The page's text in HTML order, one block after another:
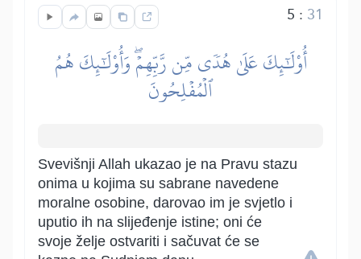
5 : 31
أُوْلَٰٓئِكَ عَلَىٰ هُدٗى مِّن رَّبِّهِمۡۖ وَأُوْلَٰٓئِكَ هُمُ
ٱلۡمُفۡلِحُونَ
Svevišnji Allah ukazao je na Pravu stazu
onima u kojima su sabrane navedene
moralne osobine, darovao im je svjetlo i
uputio ih na slijeđenje istine; oni će
svoje želje ostvariti i sačuvat će se